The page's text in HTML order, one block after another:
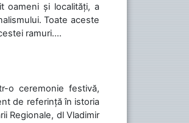
oameni și localități, a
Toate aceste
ramuri....
o ceremonie festivă,
de referință în istoria
Regionale, dl Vladimir